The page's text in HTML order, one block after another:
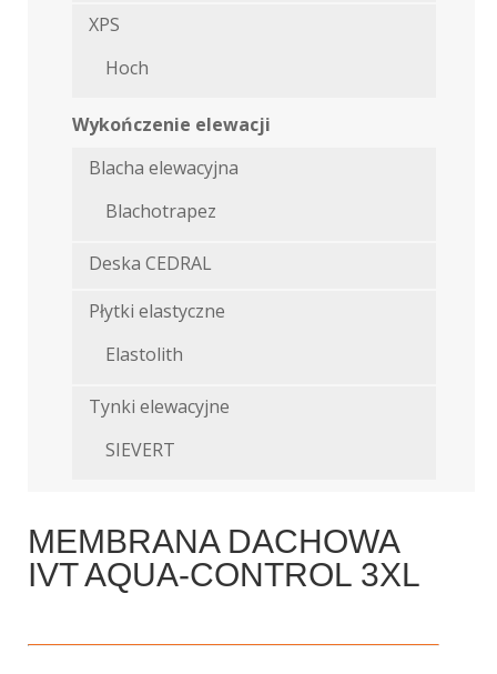
XPS
Hoch
Wykończenie elewacji
Blacha elewacyjna
Blachotrapez
Deska CEDRAL
Płytki elastyczne
Elastolith
Tynki elewacyjne
SIEVERT
MEMBRANA DACHOWA
IVT AQUA-CONTROL 3XL